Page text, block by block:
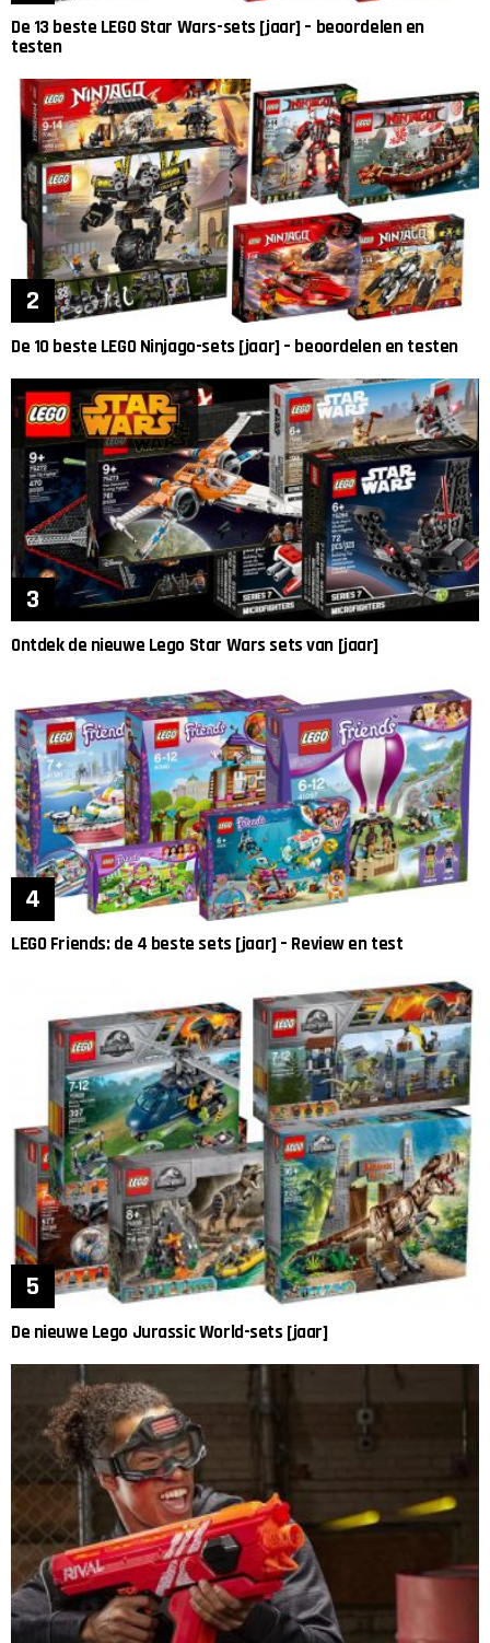
De 13 beste LEGO Star Wars-sets [jaar] – beoordelen en
testen
De 10 beste LEGO Ninjago-sets [jaar] – beoordelen en testen
Ontdek de nieuwe Lego Star Wars sets van [jaar]
LEGO Friends: de 4 beste sets [jaar] – Review en test
De nieuwe Lego Jurassic World-sets [jaar]